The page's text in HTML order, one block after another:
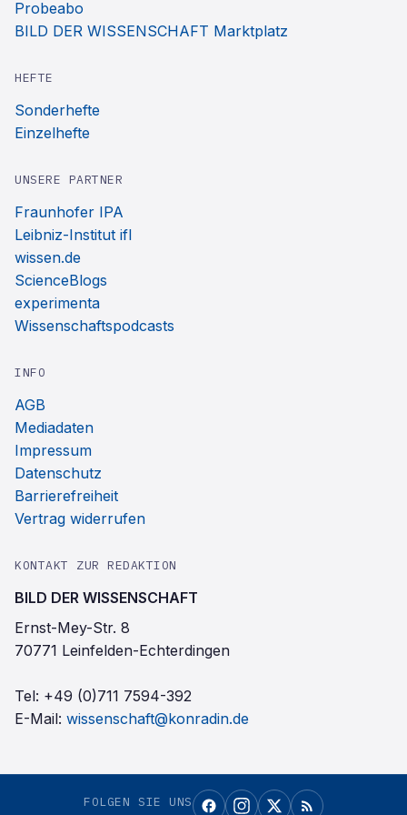
Probeabo
BILD DER WISSENSCHAFT Marktplatz
HEFTE
Sonderhefte
Einzelhefte
UNSERE PARTNER
Fraunhofer IPA
Leibniz-Institut ifl
wissen.de
ScienceBlogs
experimenta
Wissenschaftspodcasts
INFO
AGB
Mediadaten
Impressum
Datenschutz
Barrierefreiheit
Vertrag widerrufen
KONTAKT ZUR REDAKTION
BILD DER WISSENSCHAFT
Ernst-Mey-Str. 8
70771 Leinfelden-Echterdingen
Tel: +49 (0)711 7594-392
E-Mail: wissenschaft@konradin.de
FOLGEN SIE UNS